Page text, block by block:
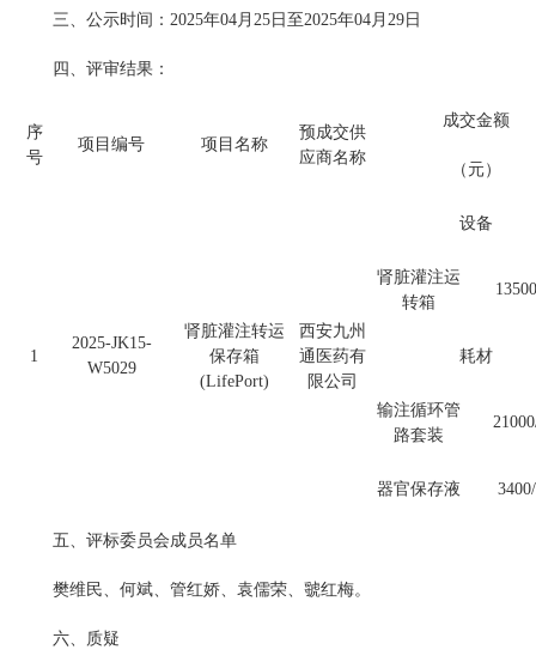
三、公示时间：2025年04月25日至2025年04月29日
四、评审结果：
序
号
项目编号 项目名称
预成交供
应商名称
成交金额
（元）
1
2025-JK15-
W5029
肾脏灌注转运
保存箱
(LifePort)
西安九州
通医药有
限公司
设备
肾脏灌注运
转箱
耗材
输注循环管
路套装
器官保存液
五、评标委员会成员名单
樊维民、何斌、管红娇、袁儒荣、虢红梅。
六、质疑